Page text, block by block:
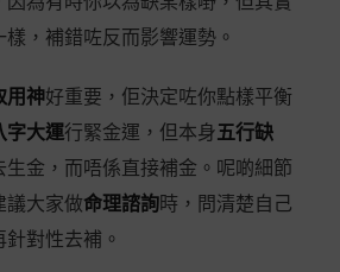
樣，補錯咗反而影響運勢。
用神好重要，佢決定咗你點樣平衡
字大運行緊金運，但本身五行缺
生金，而唔係直接補金。呢啲細節
議大家做命理諮詢時，問清楚自己
針對性去補。